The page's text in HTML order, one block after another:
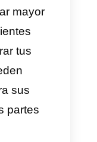
cuenta que
es una
impresionar a
sepan